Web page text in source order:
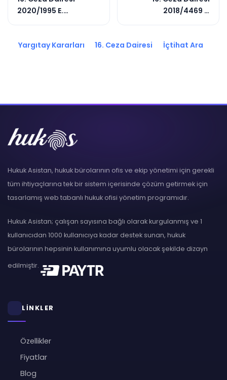
2020/1995 E.
2018/4469 E.
Yargıtay Kararları 16. Ceza Dairesi İçtihat Ara
Hukuk Asistan, hukuk bürolarının ofis ve ekip yönetimi için gerekli
tüm ihtiyaçlarına tek bir sistem içerisinde çözüm getirmek için
tasarlamış web tabanlı hukuk ofisi yönetim programıdır.
Hukuk Asistan; çalışan sayısına bağlı olarak kurgulanmış ve 1
kullanıcıdan 1000 kullanıcıya kadar destek sunan, hukuk
bürolarının hepsinin kullanımına uyumlu olacak şekilde dizayn
edilmiştir.
LİNKLER
Özellikler
Fiyatlar
Blog